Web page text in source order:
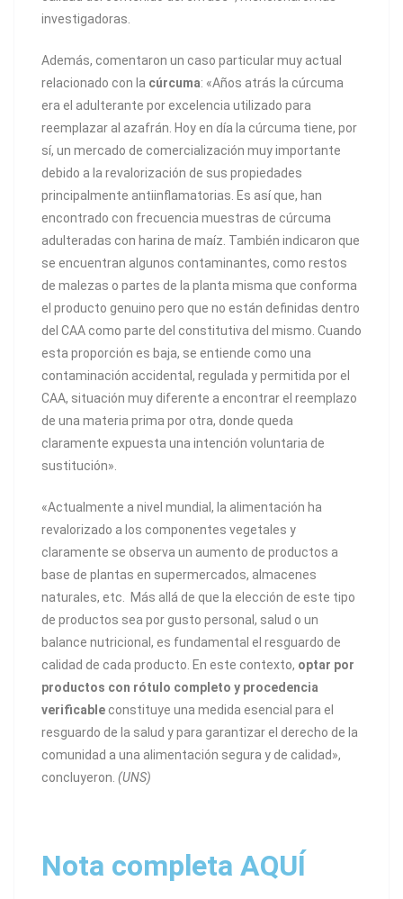
investigadoras.
Además, comentaron un caso particular muy actual
relacionado con la cúrcuma: «Años atrás la cúrcuma
era el adulterante por excelencia utilizado para
reemplazar al azafrán. Hoy en día la cúrcuma tiene, por
sí, un mercado de comercialización muy importante
debido a la revalorización de sus propiedades
principalmente antiinflamatorias. Es así que, han
encontrado con frecuencia muestras de cúrcuma
adulteradas con harina de maíz. También indicaron que
se encuentran algunos contaminantes, como restos
de malezas o partes de la planta misma que conforma
el producto genuino pero que no están definidas dentro
del CAA como parte del constitutiva del mismo. Cuando
esta proporción es baja, se entiende como una
contaminación accidental, regulada y permitida por el
CAA, situación muy diferente a encontrar el reemplazo
de una materia prima por otra, donde queda
claramente expuesta una intención voluntaria de
sustitución».
«Actualmente a nivel mundial, la alimentación ha
revalorizado a los componentes vegetales y
claramente se observa un aumento de productos a
base de plantas en supermercados, almacenes
naturales, etc. Más allá de que la elección de este tipo
de productos sea por gusto personal, salud o un
balance nutricional, es fundamental el resguardo de
calidad de cada producto. En este contexto, optar por
productos con rótulo completo y procedencia
verificable constituye una medida esencial para el
resguardo de la salud y para garantizar el derecho de la
comunidad a una alimentación segura y de calidad»,
concluyeron. (UNS)
Nota completa AQUÍ